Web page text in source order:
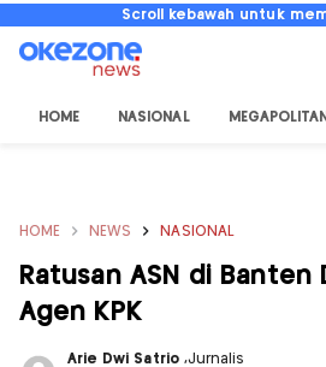
Scroll kebawah untuk
HOME NASIONAL MEGAPOLITAN
HOME NEWS NASIONAL
Ratusan ASN di Banten
Agen KPK
Arie Dwi Satrio ,Jurnalis